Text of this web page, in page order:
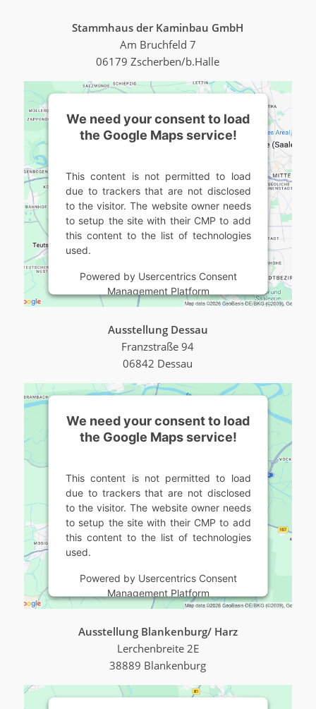
Stammhaus der Kaminbau GmbH
Am Bruchfeld 7
06179 Zscherben/b.Halle
We need your consent to load
the Google Maps service!
This content is not permitted to load
due to trackers that are not disclosed
to the visitor. The website owner needs
to setup the site with their CMP to add
this content to the list of technologies
used.
Powered by Usercentrics Consent
Management Platform
Ausstellung Dessau
Franzstraße 94
06842 Dessau
We need your consent to load
the Google Maps service!
This content is not permitted to load
due to trackers that are not disclosed
to the visitor. The website owner needs
to setup the site with their CMP to add
this content to the list of technologies
used.
Powered by Usercentrics Consent
Management Platform
Ausstellung Blankenburg/ Harz
Lerchenbreite 2E
38889 Blankenburg